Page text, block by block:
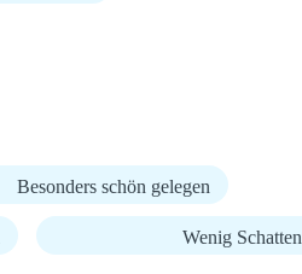
Besonders schön gelegen
Wenig Schatten